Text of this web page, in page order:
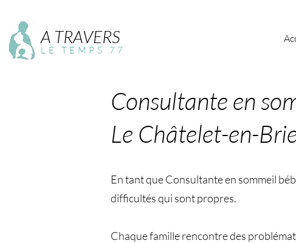
LE TEMPS 77
A TRAVERS
Consultante en
Le Châtelet-en-
En tant que Consultante en sommeil
difficultés qui sont propres.
Chaque famille rencontre des